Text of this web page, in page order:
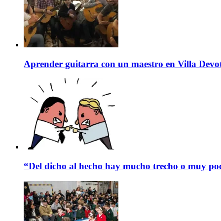
Aprender guitarra con un maestro en Villa
“Del dicho al hecho hay mucho trecho o muy